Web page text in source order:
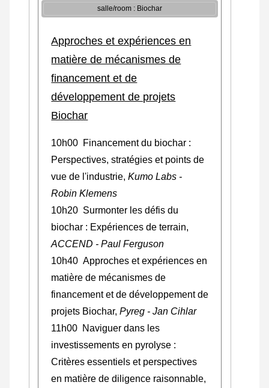
salle/room : Biochar
Approches et expériences en
matière de mécanismes de
financement et de
développement de projets
Biochar
10h00 Financement du biochar :
Perspectives, stratégies et points de
vue de l'industrie, Kumo Labs -
Robin Klemens
10h20 Surmonter les défis du
biochar : Expériences de terrain,
ACCEND - Paul Ferguson
10h40 Approches et expériences en
matière de mécanismes de
financement et de développement de
projets Biochar,Pyreg - Jan Cihlar
11h00 Naviguer dans les
investissements en pyrolyse :
Critères essentiels et perspectives
en matière de diligence raisonnable,